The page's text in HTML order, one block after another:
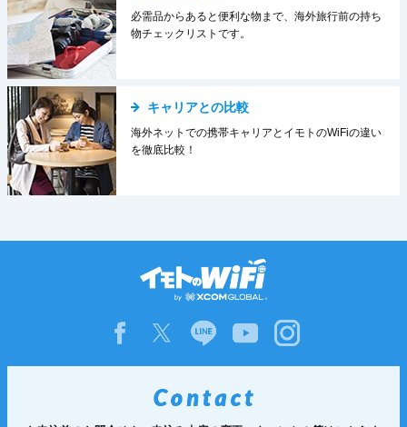
必需品からあると便利な物まで、海外旅行前の持ち
物チェックリストです。
キャリアとの比較
海外ネットでの携帯キャリアとイモトのWiFiの違い
を徹底比較！